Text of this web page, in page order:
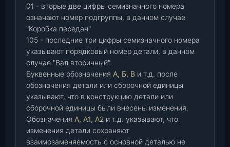
01 - вторые две цифры семизначного номера
означают номер подгруппы, в данном случае
"Коробка передач"
105 - последние три цифры семизначного номера
указывают порядковый номер детали, в данном
случае "Вал вторичный".
Буквенные обозначения А, Б, В и т.д. после
обозначения детали или сборочной единицы
указывают, что в конструкцию детали или
сборочной единицы были внесены изменения.
Обозначения А, А1, А2 и т.д. указывают, что
изменения детали сохраняют
взаимозаменяемость с основной деталью не